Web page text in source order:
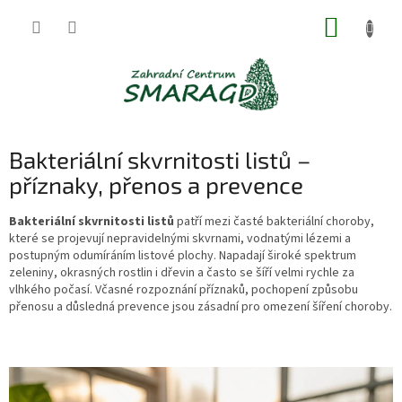
Bakteriální skvrnitosti listů –
příznaky, přenos a prevence
Bakteriální skvrnitosti listů patří mezi časté bakteriální choroby,
které se projevují nepravidelnými skvrnami, vodnatými lézemi a
postupným odumíráním listové plochy. Napadají široké spektrum
zeleniny, okrasných rostlin i dřevin a často se šíří velmi rychle za
vlhkého počasí. Včasné rozpoznání příznaků, pochopení způsobu
přenosu a důsledná prevence jsou zásadní pro omezení šíření choroby.
ý